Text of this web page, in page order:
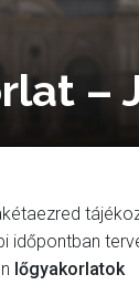
–
időpontban
lőgyakorlatok